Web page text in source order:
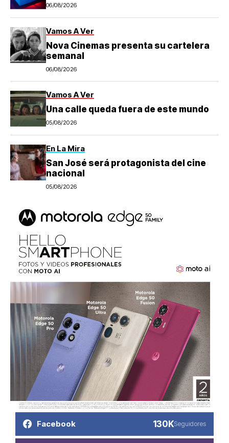
06/08/2026
Vamos A Ver
Nova Cinemas presenta su cartelera
semanal
06/08/2026
Vamos A Ver
Una calle queda fuera de este mundo
05/08/2026
En La Mira
San José será protagonista del cine
nacional
05/08/2026
Facebook 130KSeguidores